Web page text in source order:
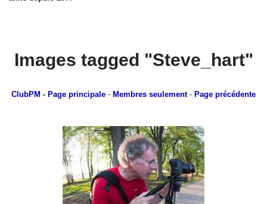
Images tagged "Steve_hart"
ClubPM - Page principale - Membres seulement- Page précédente